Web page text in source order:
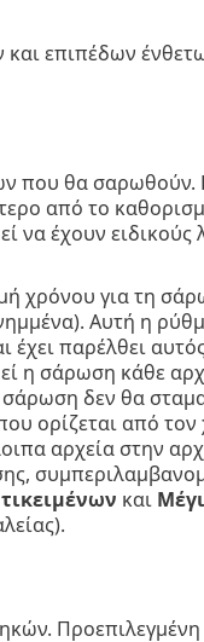
και επιπέδων
που θα σαρωθούν.
από το
έχουν ειδικούς
χρόνου για τη
Αυτή η
έχει παρέλθει
η σάρωση κάθε
σάρωση δεν θα
ορίζεται από τον
αρχεία στην
και
Προεπιλεγμένη